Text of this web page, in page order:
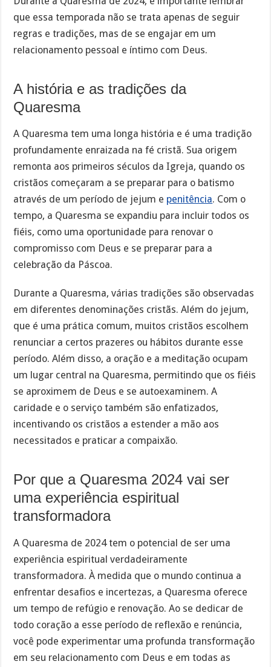
que essa temporada não se trata apenas de seguir
regras e tradições, mas de se engajar em um
relacionamento pessoal e íntimo com Deus.
A história e as tradições da
Quaresma
A Quaresma tem uma longa história e é uma tradição
profundamente enraizada na fé cristã. Sua origem
remonta aos primeiros séculos da Igreja, quando os
cristãos começaram a se preparar para o batismo
através de um período de jejum e penitência. Com o
tempo, a Quaresma se expandiu para incluir todos os
fiéis, como uma oportunidade para renovar o
compromisso com Deus e se preparar para a
celebração da Páscoa.
Durante a Quaresma, várias tradições são observadas
em diferentes denominações cristãs. Além do jejum,
que é uma prática comum, muitos cristãos escolhem
renunciar a certos prazeres ou hábitos durante esse
período. Além disso, a oração e a meditação ocupam
um lugar central na Quaresma, permitindo que os fiéis
se aproximem de Deus e se autoexaminem. A
caridade e o serviço também são enfatizados,
incentivando os cristãos a estender a mão aos
necessitados e praticar a compaixão.
Por que a Quaresma 2024 vai ser
uma experiência espiritual
transformadora
A Quaresma de 2024 tem o potencial de ser uma
experiência espiritual verdadeiramente
transformadora. À medida que o mundo continua a
enfrentar desafios e incertezas, a Quaresma oferece
um tempo de refúgio e renovação. Ao se dedicar de
todo coração a esse período de reflexão e renúncia,
você pode experimentar uma profunda transformação
em seu relacionamento com Deus e em todas as